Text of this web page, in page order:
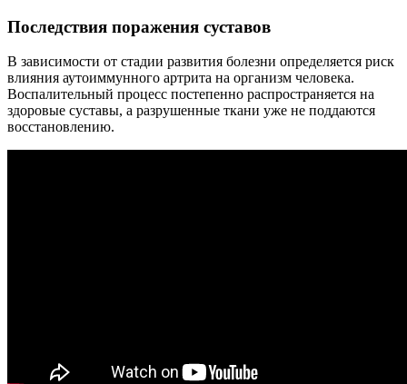
Последствия поражения суставов
В зависимости от стадии развития болезни определяется риск
влияния аутоиммунного артрита на организм человека.
Воспалительный процесс постепенно распространяется на
здоровые суставы, а разрушенные ткани уже не поддаются
восстановлению.